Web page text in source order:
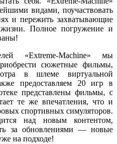
видами, поучаствовать
и пережить захватывающие
Полное погружение и
«Extreme-Machine» мы
сюжетные фильмы,
в шлеме виртуальной
предоставляем 20 игр в
представлены фильмы, с
те же впечатления, что и
спортивных симуляторов.
над новым контентом,
за обновлениями — новые
на подходе!